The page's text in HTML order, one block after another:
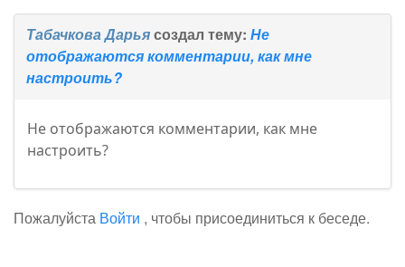
Табачкова Дарьясоздал тему: Не
отображаются комментарии, как мне
настроить?
Не отображаются комментарии, как мне
настроить?
Пожалуйста Войти , чтобы присоединиться к беседе.